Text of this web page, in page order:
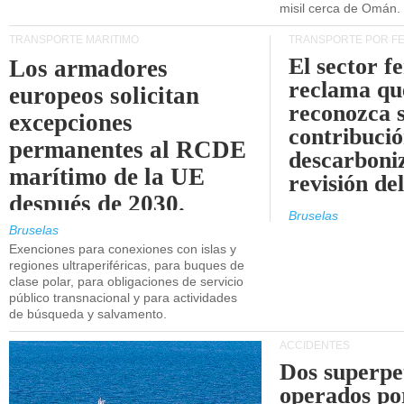
misil cerca de Omán.
TRANSPORTE MARÍTIMO
Los armadores
europeos solicitan
excepciones
permanentes al RCDE
marítimo de la UE
después de 2030.
Bruselas
Exenciones para conexiones con islas y
regiones ultraperiféricas, para buques de
clase polar, para obligaciones de servicio
público transnacional y para actividades
de búsqueda y salvamento.
TRANSPORTE POR
El sector
reclama
reconozca
revisión
Bruselas
ACCIDENTES
Dos
operados